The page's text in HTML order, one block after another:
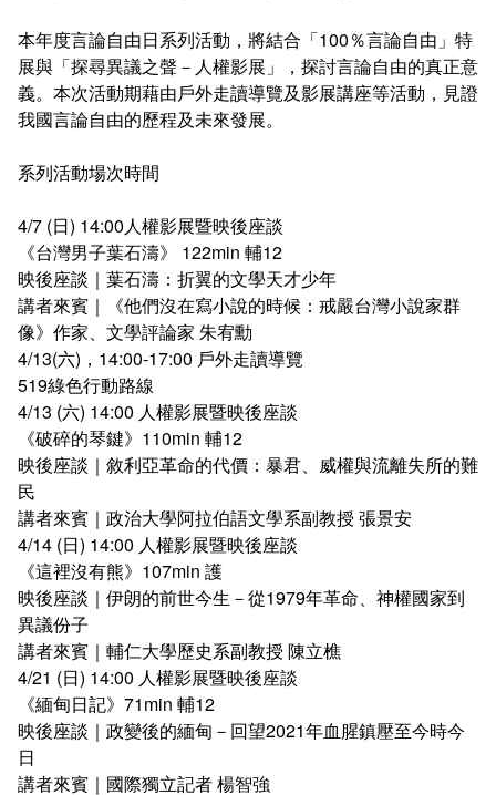
本年度言論自由日系列活動，將結合「100％言論自由」特
展與「探尋異議之聲－人權影展」，探討言論自由的真正意
義。本次活動期藉由戶外走讀導覽及影展講座等活動，見證
我國言論自由的歷程及未來發展。
系列活動場次時間
4/7 (日) 14:00人權影展暨映後座談
《台灣男子葉石濤》 122min 輔12
映後座談｜葉石濤：折翼的文學天才少年
講者來賓｜《他們沒在寫小說的時候：戒嚴台灣小說家群
像》作家、文學評論家 朱宥勳
4/13(六)，14:00-17:00 戶外走讀導覽
519綠色行動路線
4/13 (六) 14:00 人權影展暨映後座談
《破碎的琴鍵》110min 輔12
映後座談｜敘利亞革命的代價：暴君、威權與流離失所的難
民
講者來賓｜政治大學阿拉伯語文學系副教授 張景安
4/14 (日) 14:00 人權影展暨映後座談
《這裡沒有熊》107min 護
映後座談｜伊朗的前世今生－從1979年革命、神權國家到
異議份子
講者來賓｜輔仁大學歷史系副教授 陳立樵
4/21 (日) 14:00 人權影展暨映後座談
《緬甸日記》71min 輔12
映後座談｜政變後的緬甸－回望2021年血腥鎮壓至今時今
日
講者來賓｜國際獨立記者 楊智強